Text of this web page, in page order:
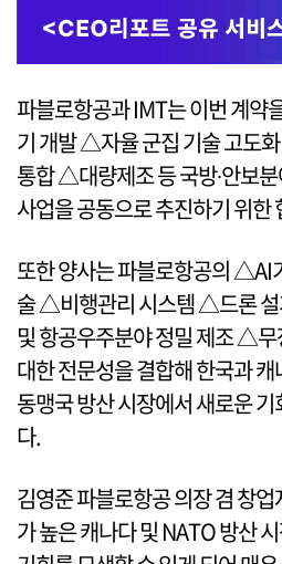
파블로항공과 IMT는 이번 계
기 개발 △자율 군집 기술 고도
통합 △대량제조 등 국방∙안보
사업을 공동으로 추진하기 위한
또한 양사는 파블로항공의 △AI
술 △비행관리 시스템 △드론
및 항공우주분야 정밀 제조 △
대한 전문성을 결합해 한국과
동맹국 방산 시장에서 새로운
다.
김영준 파블로항공 의장 겸 창
가 높은 캐나다 및 NATO 방산